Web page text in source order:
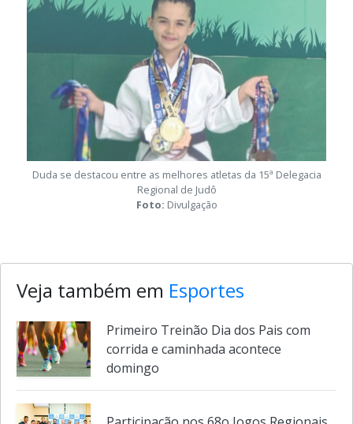
Duda se destacou entre as melhores atletas da 15ª Delegacia
Regional de Judô
Veja também em Esportes
Primeiro Treinão Dia dos Pais com
corrida e caminhada acontece